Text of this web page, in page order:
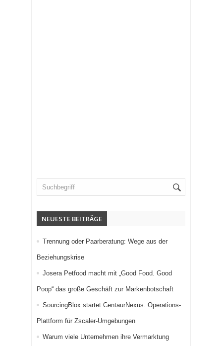
NEUESTE BEITRÄGE
Trennung oder Paarberatung: Wege aus der
Beziehungskrise
Josera Petfood macht mit „Good Food. Good
Poop“ das große Geschäft zur Markenbotschaft
SourcingBlox startet CentaurNexus: Operations-
Plattform für Zscaler-Umgebungen
Warum viele Unternehmen ihre Vermarktung